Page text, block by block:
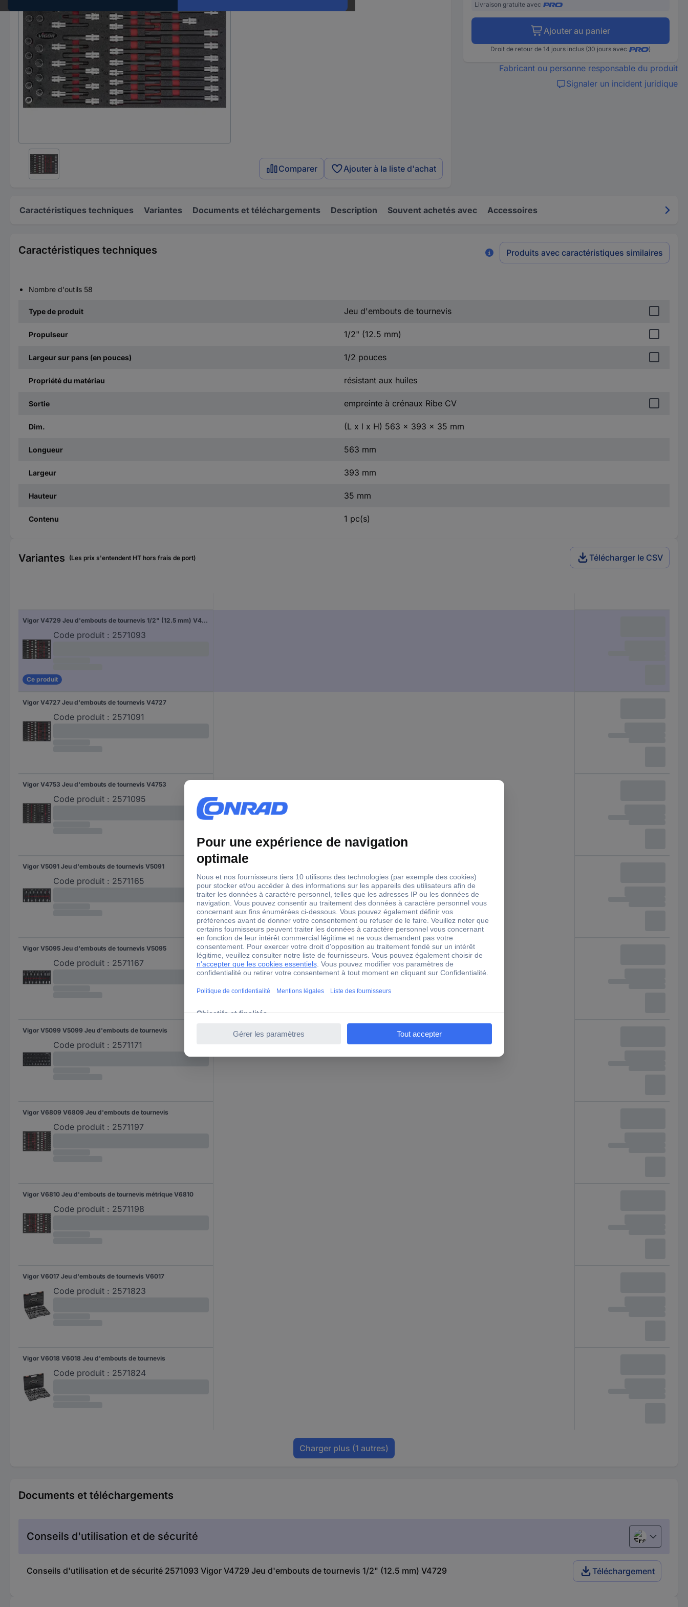
Comparer Ajouter à la liste d'achat
Livraison gratuite avec
Ajouter au panier
Droit de retour de 14 jours inclus (30 jours avec )
Fabricant ou personne responsable du produit
Signaler un incident juridique
Caractéristiques techniques Variantes Documents et téléchargements Description Souvent achetés avec Accessoires
Caractéristiques techniques Produits avec caractéristiques similaires
Nombre d'outils 58
Type de produit Jeu d'embouts de tournevis
Propulseur 1/2" (12.5 mm)
Largeur sur pans (en pouces) 1/2 pouces
Propriété du matériau résistant aux huiles
Sortie empreinte à crénaux Ribe CV
Dim. (L x l x H) 563 x 393 x 35 mm
Longueur 563 mm
Largeur 393 mm
Hauteur 35 mm
Contenu 1 pc(s)
Variantes (Les prix s'entendent HT hors frais de port) Télécharger le CSV
Vigor V4729 Jeu d'embouts de tournevis 1/2" (12.5 mm) V4729
Code produit : 2571093
Ce produit
Vigor V4727 Jeu d'embouts de tournevis V4727
Code produit : 2571091
Vigor V4753 Jeu d'embouts de tournevis V4753
Code produit : 2571095
Vigor V5091 Jeu d'embouts de tournevis V5091
Code produit : 2571165
Vigor V5095 Jeu d'embouts de tournevis V5095
Code produit : 2571167
Vigor V5099 V5099 Jeu d'embouts de tournevis
Code produit : 2571171
Vigor V6809 V6809 Jeu d'embouts de tournevis
Code produit : 2571197
Vigor V6810 Jeu d'embouts de tournevis métrique V6810
Code produit : 2571198
Vigor V6017 Jeu d'embouts de tournevis V6017
Code produit : 2571823
Vigor V6018 V6018 Jeu d'embouts de tournevis
Code produit : 2571824
Charger plus (1 autres)
Documents et téléchargements
Conseils d'utilisation et de sécurité Français
Conseils d'utilisation et de sécurité 2571093 Vigor V4729 Jeu d'embouts de tournevis 1/2" (12.5 mm) V4729 Téléchargement